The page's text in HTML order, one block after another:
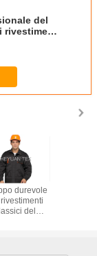
del
rivestimenti
durevole
del